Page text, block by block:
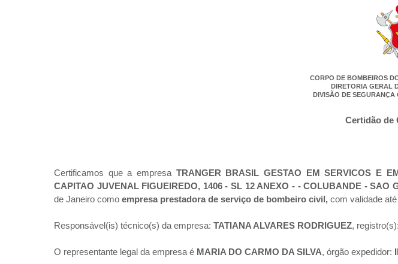
CORPO DE BOMBEIROS
DIRETORIA GERAL
DIVISÃO DE SEGURANÇA
Certidão de
Certificamos que a empresa TRANGER BRASIL GESTAO EM SERVICOS E
CAPITAO JUVENAL FIGUEIREDO, 1406 - SL 12 ANEXO - - COLUBANDE - SAO
de Janeiro como empresa prestadora de serviço de bombeiro civil, com validade até
Responsável(is) técnico(s) da empresa: TATIANA ALVARES RODRIGUEZ, registro(s):
O representante legal da empresa é MARIA DO CARMO DA SILVA, órgão expedidor: